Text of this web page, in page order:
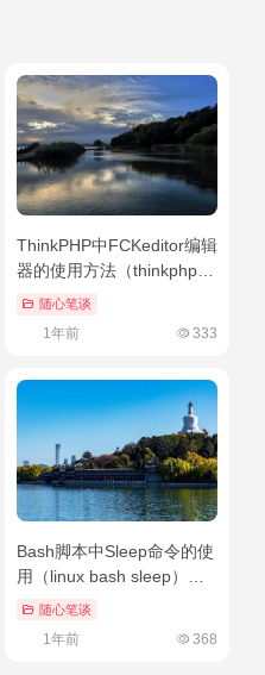
ThinkPHP中FCKeditor编辑
器的使用方法（thinkphp用
什么编辑器）真没想到
随心笔谈
1年前 333
# 加好友
Bash脚本中Sleep命令的使
用（linux bash sleep）学
到了吗随心笔谈
1年前 368